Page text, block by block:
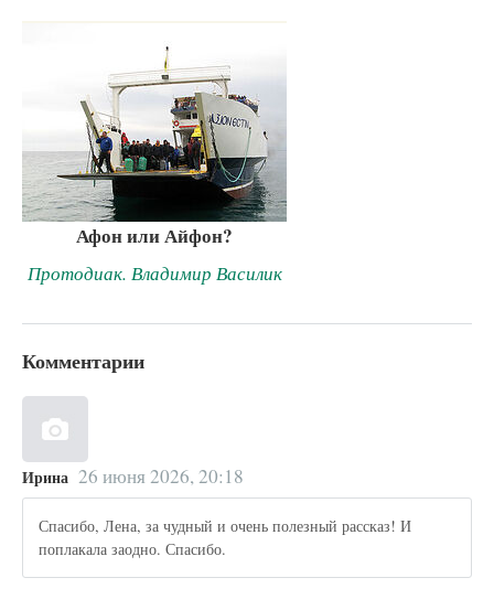
Афон или Айфон?
Протодиак. Владимир Василик
Комментарии
Ирина 26 июня 2026, 20:18
Спасибо, Лена, за чудный и очень полезный рассказ! И
поплакала заодно. Спасибо.